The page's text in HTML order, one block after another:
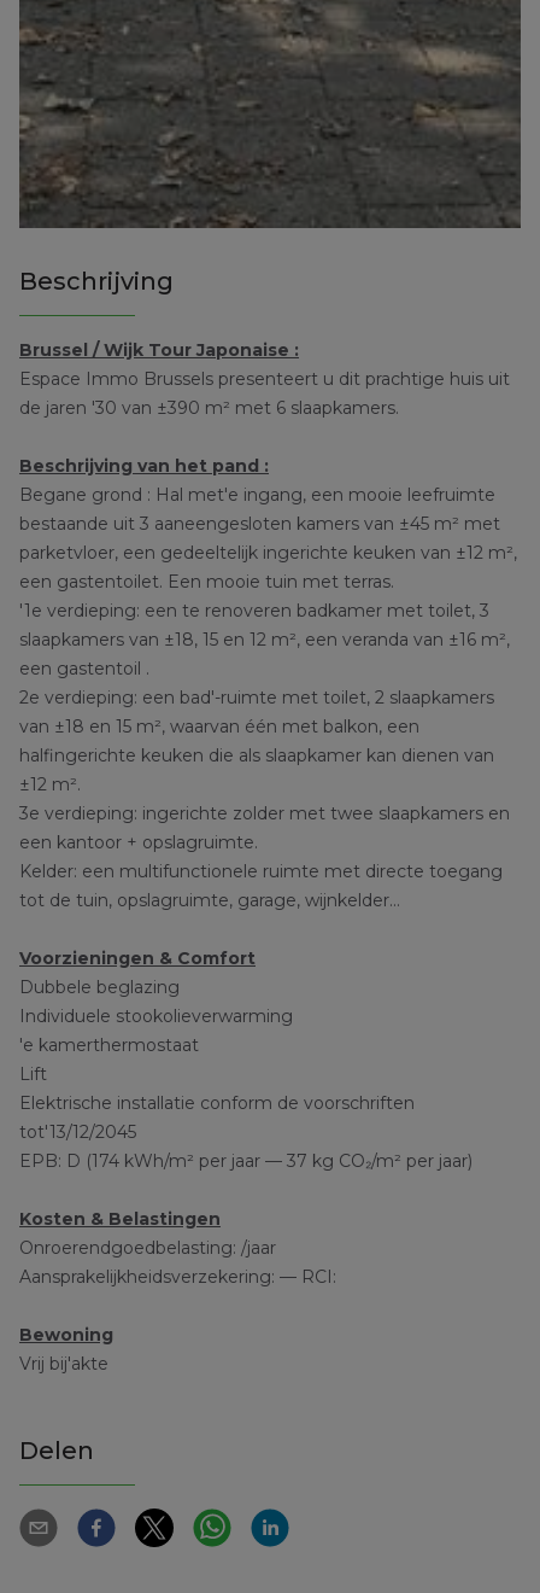
Beschrijving
Brussel / Wijk Tour Japonaise :
Espace Immo Brussels presenteert u dit prachtige huis uit
de jaren '30 van ±390 m² met 6 slaapkamers.
Beschrijving van het pand :
Begane grond : Hal met'e ingang, een mooie leefruimte
bestaande uit 3 aaneengesloten kamers van ±45 m² met
parketvloer, een gedeeltelijk ingerichte keuken van ±12 m²,
een gastentoilet. Een mooie tuin met terras.
'1e verdieping: een te renoveren badkamer met toilet, 3
slaapkamers van ±18, 15 en 12 m², een veranda van ±16 m²,
een gastentoil .
2e verdieping: een bad'-ruimte met toilet, 2 slaapkamers
van ±18 en 15 m², waarvan één met balkon, een
halfingerichte keuken die als slaapkamer kan dienen van
±12 m².
3e verdieping: ingerichte zolder met twee slaapkamers en
een kantoor + opslagruimte.
Kelder: een multifunctionele ruimte met directe toegang
tot de tuin, opslagruimte, garage, wijnkelder…
Voorzieningen & Comfort
Dubbele beglazing
Individuele stookolieverwarming
'e kamerthermostaat
Lift
Elektrische installatie conform de voorschriften
tot'13/12/2045
EPB: D (174 kWh/m² per jaar — 37 kg CO₂/m² per jaar)
Kosten & Belastingen
Onroerendgoedbelasting: /jaar
Aansprakelijkheidsverzekering: — RCI:
Bewoning
Vrij bij'akte
Delen